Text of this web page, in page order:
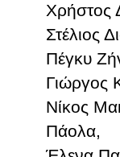
Χρήστος
Στέλιος
Πέγκυ
Γιώργος
Νίκος
Πάολα,